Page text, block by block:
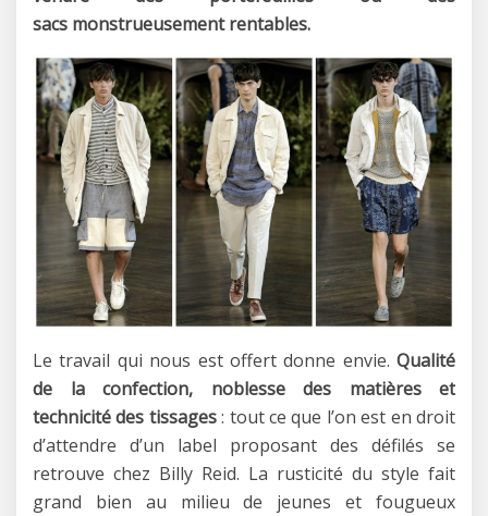
sacs monstrueusement rentables.
Le travail qui nous est offert donne envie. Qualité
de la confection, noblesse des matières et
technicité des tissages: tout ce que l’on est en droit
d’attendre d’un label proposant des défilés se
retrouve chez Billy Reid. La rusticité du style fait
grand bien au milieu de jeunes et fougueux